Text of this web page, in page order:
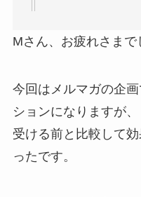
Mさん、お疲れさまで
今回はメルマガの企
ションになりますが、
受ける前と比較して
ったです。